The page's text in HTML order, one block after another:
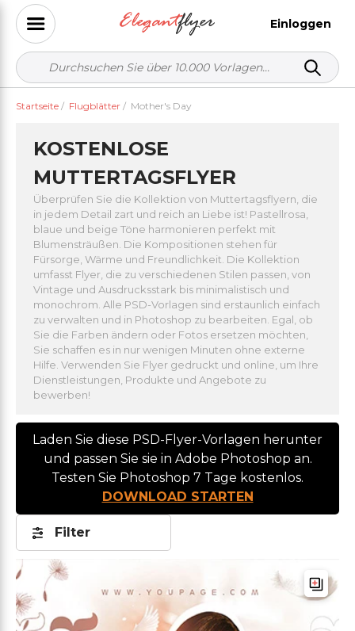
Einloggen
Startseite / Flugblätter / Mother's Day
KOSTENLOSE
MUTTERTAGSFLYER
Überprüfen Sie die Kollektion von Muttertagsflyern, die
in jedem Detail zart und reich an Liebe ist! Pastellrosa,
blaue und beige Töne harmonieren perfekt mit
Blumensträußen. Die Kompositionen stehen für
Fürsorge, Wärme und Freundlichkeit. Die Kollektion
umfasst Flyer, die zu verschiedenen Stilen passen, von
Vintage und Ausdrucksstark bis minimalistisch und
monochrom. Alle PSD-Vorlagen sind erstaunlich einfach
zu verwalten und in Photoshop zu bearbeiten. Egal, ob
Sie die Farben ändern oder Fotos ersetzen möchten,
Sie schaffen es in nur wenigen Minuten ohne externe
Hilfe. Verwenden Sie Flyer gedruckt und online, um Ihre
Dienstleistungen, Produkte und Angebote zu
bewerben!
Laden Sie diese PSD-Flyer-Vorlagen herunter
und passen Sie sie in Adobe Photoshop an.
Testen Sie Photoshop 7 Tage kostenlos.
DOWNLOAD STARTEN
Filter